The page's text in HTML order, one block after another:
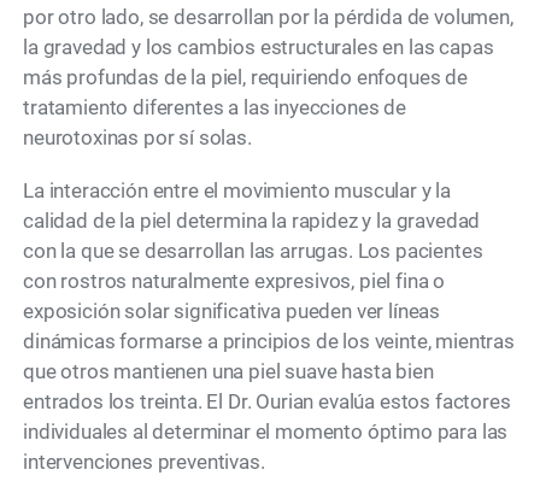
por otro lado, se desarrollan por la pérdida de volumen,
la gravedad y los cambios estructurales en las capas
más profundas de la piel, requiriendo enfoques de
tratamiento diferentes a las inyecciones de
neurotoxinas por sí solas.
La interacción entre el movimiento muscular y la
calidad de la piel determina la rapidez y la gravedad
con la que se desarrollan las arrugas. Los pacientes
con rostros naturalmente expresivos, piel fina o
exposición solar significativa pueden ver líneas
dinámicas formarse a principios de los veinte, mientras
que otros mantienen una piel suave hasta bien
entrados los treinta. El Dr. Ourian evalúa estos factores
individuales al determinar el momento óptimo para las
intervenciones preventivas.